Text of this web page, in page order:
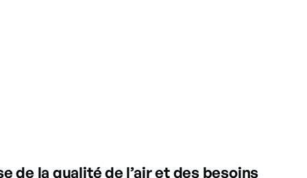
de la qualité de l’air et des besoins